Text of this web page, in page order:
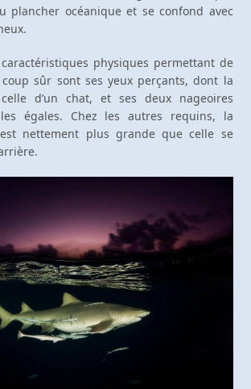
plancher océanique et se confond avec
physiques permettant de
sûr sont ses yeux perçants, dont la
d’un chat, et ses deux nageoires
égales. Chez les autres requins, la
nettement plus grande que celle se